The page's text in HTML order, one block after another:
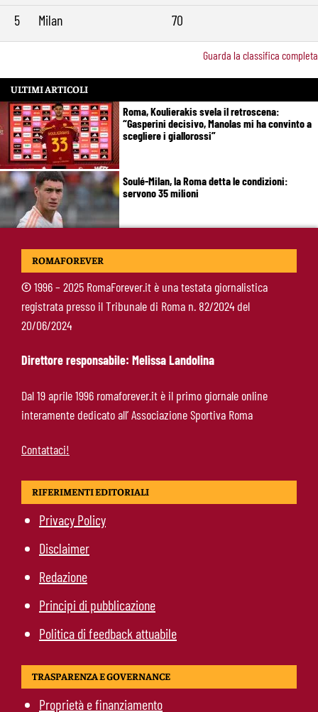
5
Milan 70
Guarda la classifica completa
ULTIMI ARTICOLI
Roma, Koulierakis svela il retroscena:
“Gasperini decisivo, Manolas mi ha convinto a
scegliere i giallorossi”
Soulé-Milan, la Roma detta le condizioni:
servono 35 milioni
Koulierakis-Roma, impatto immediato: gol e
Calciomercato Roma, scout a Praga per
Fofana: il prezzo fissato dal Lione
ROMAFOREVER
©1996 – 2025 RomaForever.it è una testata giornalistica
registrata presso il Tribunale di Roma n. 82/2024 del
20/06/2024
Direttore responsabile: Melissa Landolina
Dal 19 aprile 1996 romaforever.it è il primo giornale online
interamente dedicato all’ Associazione Sportiva Roma
Contattaci!
RIFERIMENTI EDITORIALI
Privacy Policy
Disclaimer
Redazione
Principi di pubblicazione
Politica di feedback attuabile
TRASPARENZA E GOVERNANCE
Proprietà e finanziamento